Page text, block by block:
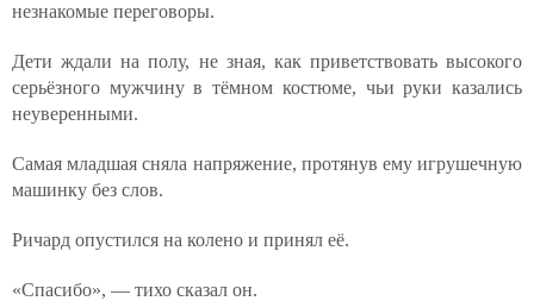
незнакомые переговоры.
Дети ждали на полу, не зная, как приветствовать высокого
серьёзного мужчину в тёмном костюме, чьи руки казались
неуверенными.
Самая младшая сняла напряжение, протянув ему игрушечную
машинку без слов.
Ричард опустился на колено и принял её.
«Спасибо», — тихо сказал он.